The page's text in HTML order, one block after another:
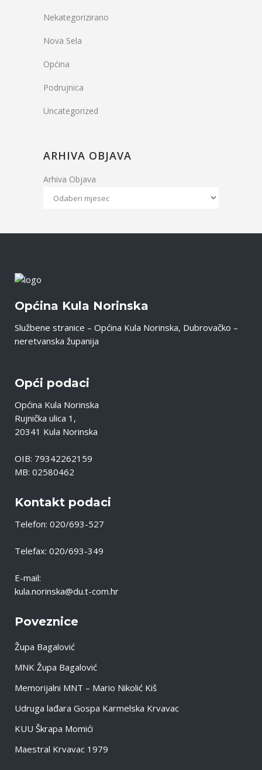
Nekategorizirano
Nova Sela
Općina
Podrujnica
Uncategorized
ARHIVA OBJAVA
Arhiva Objava
Općina Kula Norinska
Službene stranice – Općina Kula Norinska, Dubrovačko –
neretvanska županija
Opći podaci
Općina Kula Norinska
Rujnička ulica 1,
20341 Kula Norinska
OIB: 79342262159
MB: 02580462
Kontakt podaci
Telefon: 020/693-527
Telefax: 020/693-349
E-mail:
kula.norinska@du.t-com.hr
Poveznice
Župa Bagalović
MNK Župa Bagalović
Memorijalni MNT – Mario Nikolić Kiš
Udruga lađara Gospa Karmelska Krvavac
KUU Škrapa Momići
Maestral Krvavac 1979